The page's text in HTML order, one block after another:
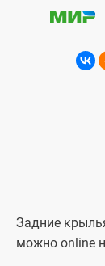
Задние
можно online